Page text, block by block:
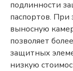
подлинности
паспортов.
выносную
позволяет
защитных
низкую